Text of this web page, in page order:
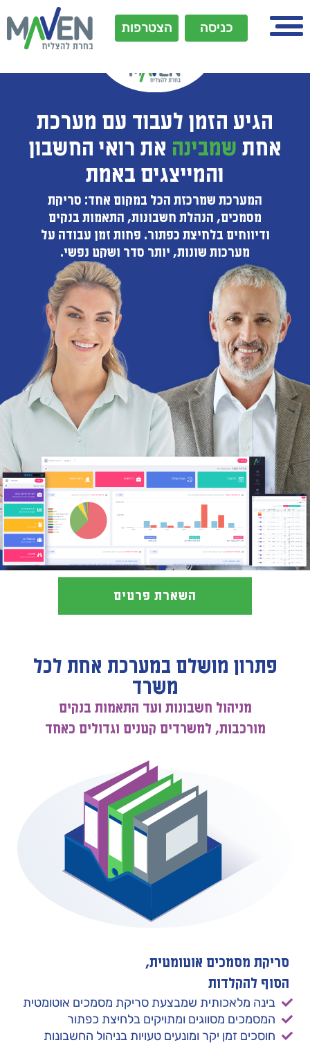
כניסה הצטרפות
הגיע הזמן לעבוד עם מערכת
אחת שמבינה את רואי החשבון
והמייצגים באמת
המערכת שמרכזת הכל במקום אחד: סריקת
מסמכים, הנהלת חשבונות, התאמות בנקים
ודיווחים בלחיצת כפתור. פחות זמן עבודה על
מערכות שונות, יותר סדר ושקט נפשי.
השארת פרטים
פתרון מושלם במערכת אחת לכל
משרד
מניהול חשבונות ועד התאמות בנקים
מורכבות, למשרדים קטנים וגדולים כאחד
סריקת מסמכים אוטומטית,
הסוף להקלדות
בינה מלאכותית שמבצעת סריקת מסמכים אוטומטית
המסמכים מסווגים ומתויקים בלחיצת כפתור
חוסכים זמן יקר ומונעים טעויות בניהול החשבונות